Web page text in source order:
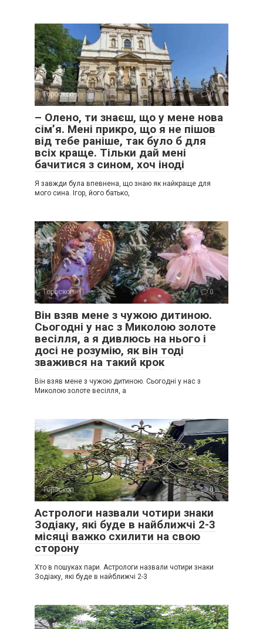
Гороскоп 0
– Олено, ти знаєш, що у мене нова
сім’я. Мені прикро, що я не пішов
від тебе раніше, так було б для
всіх краще. Тільки дай мені
бачитися з сином, хоч іноді
Я завжди була впевнена, що знаю як найкраще для
мого сина. Ігор, його батько,
Гороскоп 0
Він взяв мене з чужою дитиною.
Сьогодні у нас з Миколою золоте
весілля, а я дивлюсь на нього і
досі не розумію, як він тоді
зважився на такий крок
Він взяв мене з чужою дитиною. Сьогодні у нас з
Миколою золоте весілля, а
Гороскоп 0
Астрологи назвали чотири знаки
Зодіаку, які буде в найближчі 2-3
місяці важко схилити на свою
сторону
Хто в пошуках пари. Астрологи назвали чотири знаки
Зодіаку, які буде в найближчі 2-3